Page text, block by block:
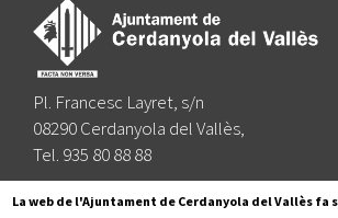
Pl. Francesc Layret, s/n
08290 Cerdanyola del Vallès,
Tel. 935 80 88 88
Segueix-nos a:
La web de l'Ajuntament de Cerdanyola del Vallès fa